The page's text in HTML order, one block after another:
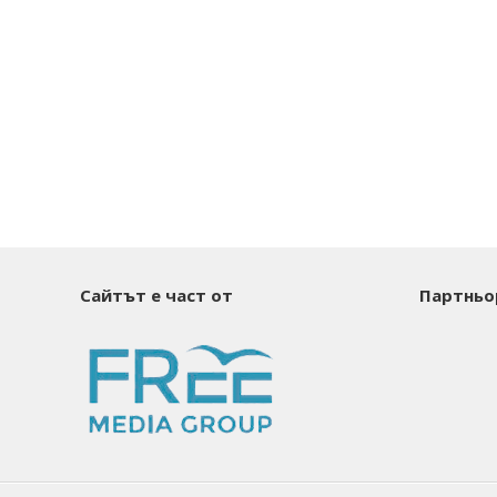
Сайтът е част от